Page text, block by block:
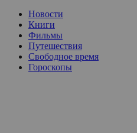
Новости
Книги
Фильмы
Путешествия
Свободное время
Гороскопы